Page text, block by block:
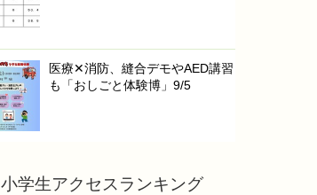
医療✕消防、縫合デモやAED講習
も「おしごと体験博」9/5
小学生アクセスランキング